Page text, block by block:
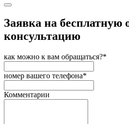
Заявка на бесплатную
консультацию
как можно к вам обращаться?*
номер вашего телефона*
Комментарии